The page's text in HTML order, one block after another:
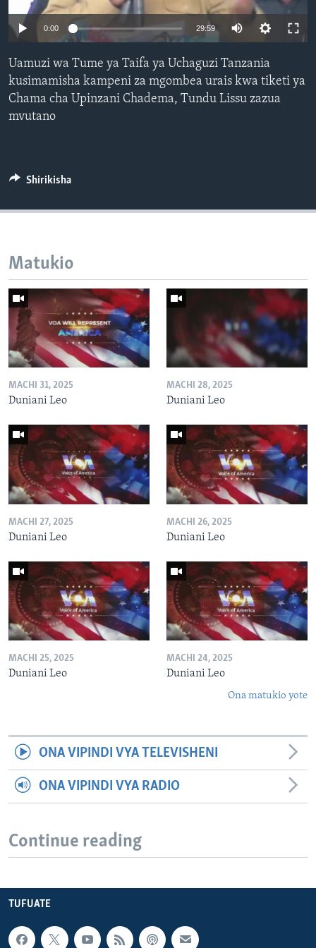
0:00 29:59
Uamuzi wa Tume ya Taifa ya Uchaguzi Tanzania
kusimamisha kampeni za mgombea urais kwa tiketi ya
Chama cha Upinzani Chadema, Tundu Lissu zazua
mvutano
Shirikisha
Matukio
MACHI 31, 2025
Duniani Leo
MACHI 28, 2025
Duniani Leo
MACHI 27, 2025
Duniani Leo
MACHI 26, 2025
Duniani Leo
MACHI 25, 2025
Duniani Leo
MACHI 24, 2025
Duniani Leo
Ona matukio yote
ONA VIPINDI VYA TELEVISHENI
ONA VIPINDI VYA RADIO
Continue reading
TUFUATE